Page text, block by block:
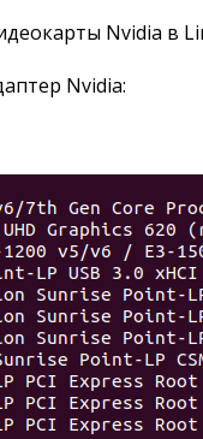
Nvidia в
Nvidia: